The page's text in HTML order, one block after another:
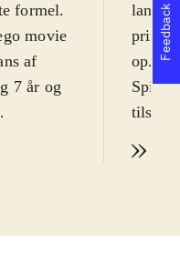
formel.
movie
af
7 år og
Spillet
lange
op.
Spillet
tilsat
den
han
Feedback